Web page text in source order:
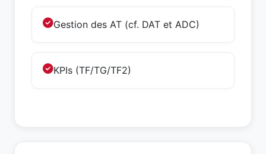
Gestion des AT (cf. DAT et ADC)
KPIs (TF/TG/TF2)